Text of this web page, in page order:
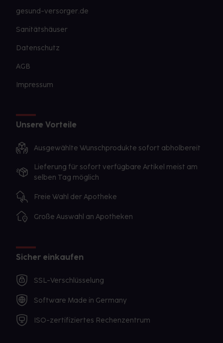
gesund-versorger.de
Sanitätshäuser
Datenschutz
AGB
Impressum
Unsere Vorteile
Ausgewählte Wunschprodukte sofort abholbereit
Lieferung für sofort verfügbare Artikel meist am
selben Tag möglich
Freie Wahl der Apotheke
Große Auswahl an Apotheken
Sicher einkaufen
SSL-Verschlüsselung
Software Made in Germany
ISO-zertifiziertes Rechenzentrum